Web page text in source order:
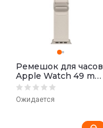
Ремешок для часов
Apple Watch 49 mm
(Starlight) Alpine
Loop - Small
MQE53ZM/A
Ожидается